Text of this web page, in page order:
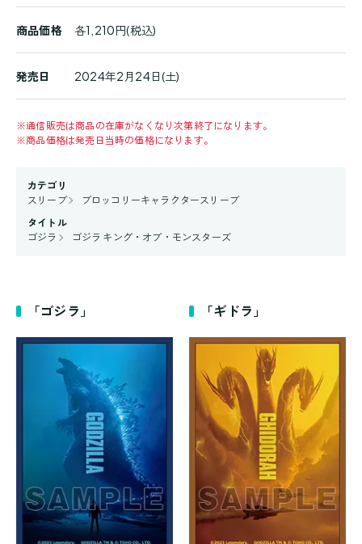
商品価格 各1,210円(税込)
発売日 2024年2月24日(土)
※通信販売は商品の在庫がなくなり次第終了になります。
※商品価格は発売日当時の価格になります。
カテゴリ
スリーブ
ブロッコリーキャラクタースリーブ
タイトル
ゴジラ
ゴジラ キング・オブ・モンスターズ
「ゴジラ」 「ギドラ」